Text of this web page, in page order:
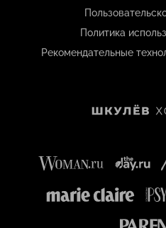
Политика
Рекомендательные